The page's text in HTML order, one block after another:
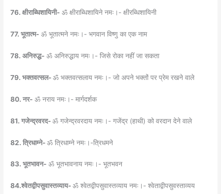
76. क्षीराब्धिशायिनी- ॐ क्षीराब्धिशायिने नमः।- क्षीरब्धिशायिनी
77. भूतात्म- ॐ भूतात्मने नमः।- भगवान विष्णु का एक नाम
78. अनिरुद्ध- ॐ अनिरुद्धाय नमः।- जिसे रोका नहीं जा सकता
79. भक्तवत्सल-ॐ भक्तवत्सलाय नमः।- जो अपने भक्तों पर प्रेम रखने वाले
80. नर- ॐ नराय नमः।- मार्गदर्शक
81. गजेन्द्रवरद-ॐ गजेन्द्रवरदाय नमः।- गजेंद्र (हाथी) को वरदान देने वाले
82. त्रिधाम्ने-ॐ त्रिधाम्ने नमः।-त्रिधमने
83. भूतभावन- ॐ भूतभावनाय नमः।- भूतभवन
84.श्वेतद्वीपसुवास्तव्याय-ॐ श्वेतद्वीपसुवास्तव्याय नमः।- श्वेताद्वीपसुवस्ताव्यय